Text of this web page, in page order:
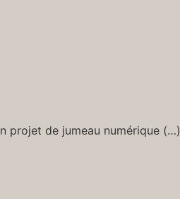
projet de jumeau numérique (…)